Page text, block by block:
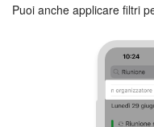
Puoi anche applicare filtri